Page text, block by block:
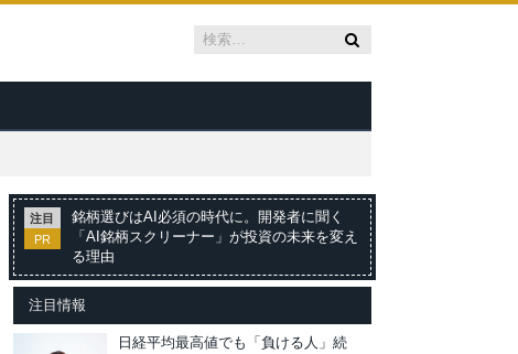
注目
PR
銘柄選びはAI必須の時代に。開発者に聞く
「AI銘柄スクリーナー」が投資の未来を変え
る理由
注目情報
日経平均最高値でも「負ける人」続